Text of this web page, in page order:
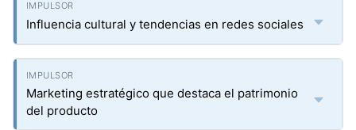
Influencia cultural y tendencias en redes sociales
Marketing estratégico que destaca el patrimonio
del producto